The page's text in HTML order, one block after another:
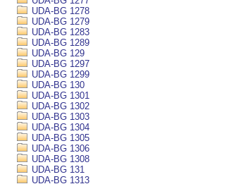
UDA-BG 1278
UDA-BG 1279
UDA-BG 1283
UDA-BG 1289
UDA-BG 129
UDA-BG 1297
UDA-BG 1299
UDA-BG 130
UDA-BG 1301
UDA-BG 1302
UDA-BG 1303
UDA-BG 1304
UDA-BG 1305
UDA-BG 1306
UDA-BG 1308
UDA-BG 131
UDA-BG 1313